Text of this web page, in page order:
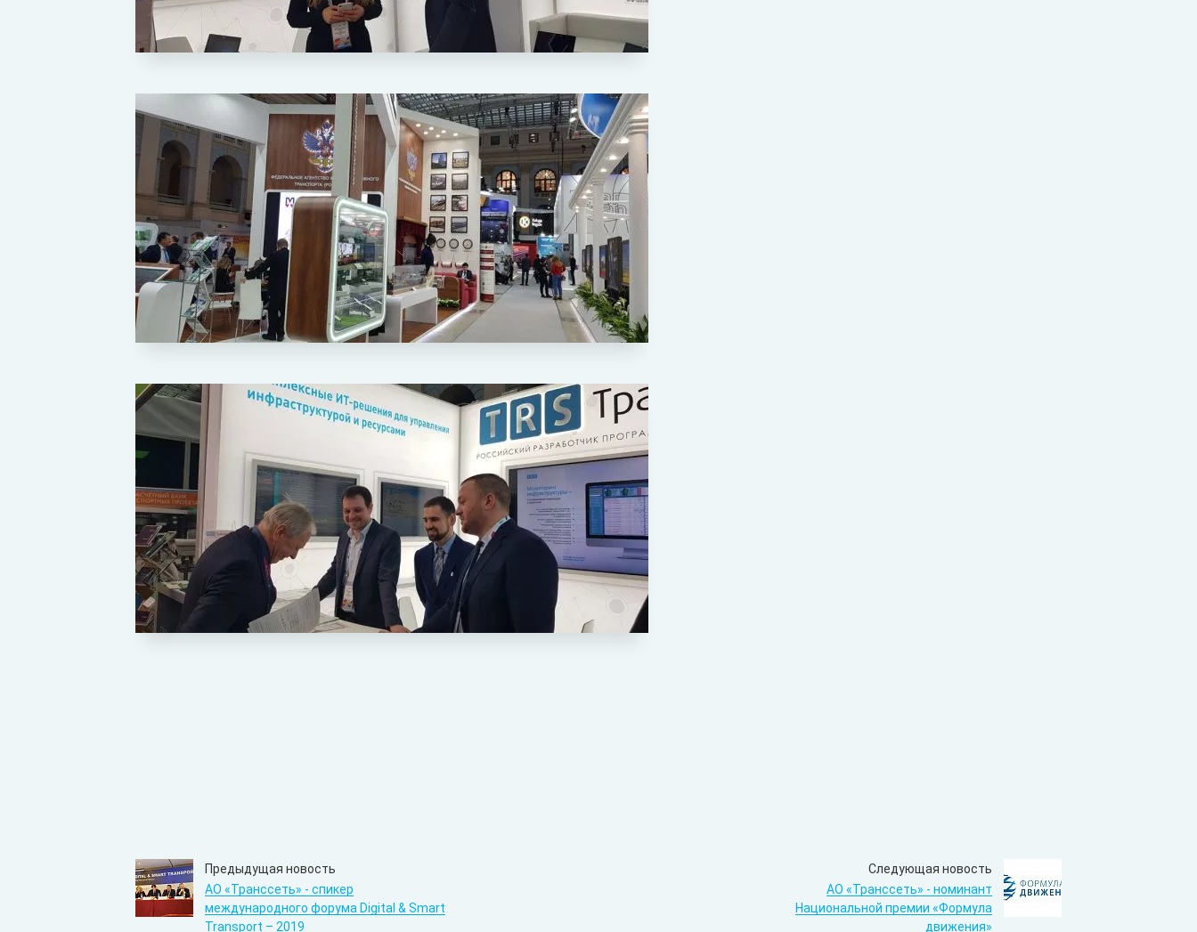
Предыдущая новость
АО «Транссеть» - спикер
международного форума Digital & Smart
Transport – 2019
Следующая новость
АО «Транссеть» - номинант
Национальной премии «Формула
движения»